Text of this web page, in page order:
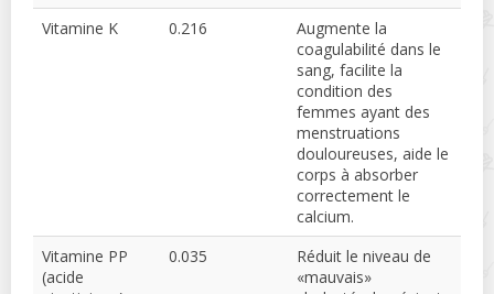
Vitamine K
0.216
Augmente la
coagulabilité dans le
sang, facilite la
condition des
femmes ayant des
menstruations
douloureuses, aide le
corps à absorber
correctement le
calcium.
Vitamine PP
(acide
0.035
Réduit le niveau de
«mauvais»